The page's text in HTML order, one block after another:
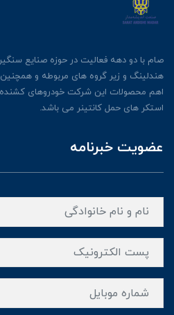
صام با دو دهه فعالیت در حوزه صنایع
هندلینگ و زیر گروه های مربوطه و
اهم محصولات این شرکت خودروهای
استکر های حمل کانتینر می باشد.
عضویت خبرنامه